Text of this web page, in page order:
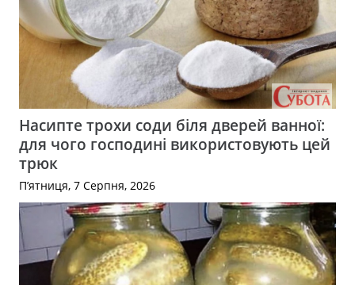
Насипте трохи соди біля дверей ванної:
для чого господині використовують цей
трюк
П’ятниця, 7 Серпня, 2026